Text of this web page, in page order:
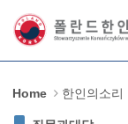
Home 한인의소리